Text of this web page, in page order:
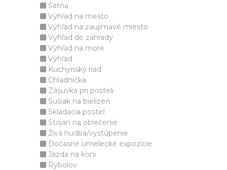
Šatňa
Výhľad na mesto
Výhľad na zaujímavé miesto
Výhľad do záhrady
Výhľad na more
Výhľad
Kuchynský riad
Chladnička
Zásuvka pri posteli
Sušiak na bielizeň
Skladacia posteľ
Stojan na oblečenie
Živá hudba/vystúpenie
Dočasné umelecké expozície
Jazda na koni
Rybolov